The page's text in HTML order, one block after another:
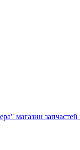
магазин